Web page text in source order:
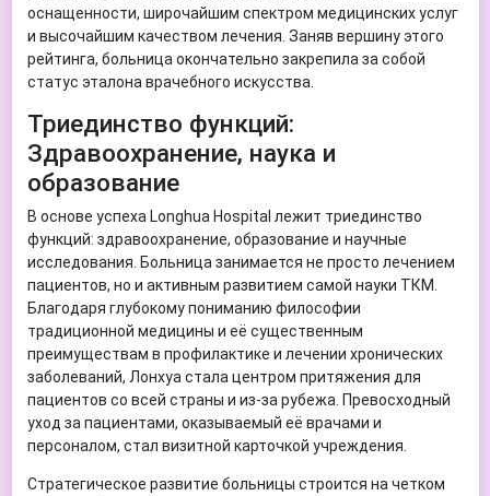
оснащенности, широчайшим спектром медицинских услуг
и высочайшим качеством лечения. Заняв вершину этого
рейтинга, больница окончательно закрепила за собой
статус эталона врачебного искусства.
Триединство функций:
Здравоохранение, наука и
образование
В основе успеха Longhua Hospital лежит триединство
функций: здравоохранение, образование и научные
исследования. Больница занимается не просто лечением
пациентов, но и активным развитием самой науки ТКМ.
Благодаря глубокому пониманию философии
традиционной медицины и её существенным
преимуществам в профилактике и лечении хронических
заболеваний, Лонхуа стала центром притяжения для
пациентов со всей страны и из-за рубежа. Превосходный
уход за пациентами, оказываемый её врачами и
персоналом, стал визитной карточкой учреждения.
Стратегическое развитие больницы строится на четком